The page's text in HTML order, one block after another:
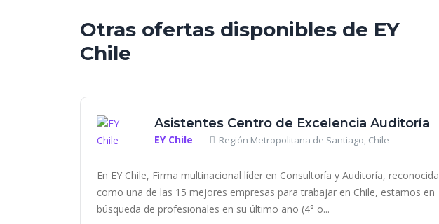
Otras ofertas disponibles de EY
Chile
Asistentes Centro de Excelencia Auditoría
EY Chile Región Metropolitana de Santiago, Chile
En EY Chile, Firma multinacional líder en Consultoría y Auditoría, reconocida
como una de las 15 mejores empresas para trabajar en Chile, estamos en
búsqueda de profesionales en su último año (4° o...